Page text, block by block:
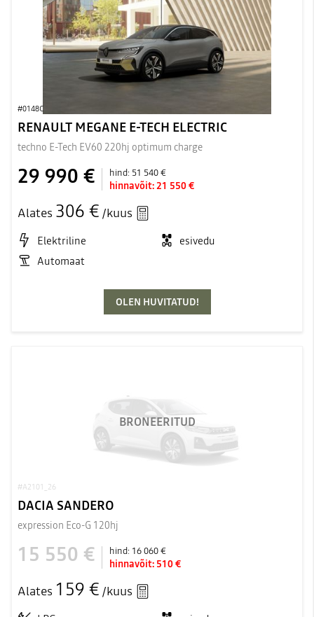
#0148C
RENAULT MEGANE E-TECH ELECTRIC
techno E-Tech EV60 220hj optimum charge
29 990 € hind: 51 540 €
hinnavõit:21 550 €
Alates 306 € /kuus
Elektriline
esivedu
Automaat
OLEN HUVITATUD!
#A2101_26
BRONEERITUD
DACIA SANDERO
expression Eco-G 120hj
15 550 € hind: 16 060 €
hinnavõit: 510 €
Alates 159 € /kuus